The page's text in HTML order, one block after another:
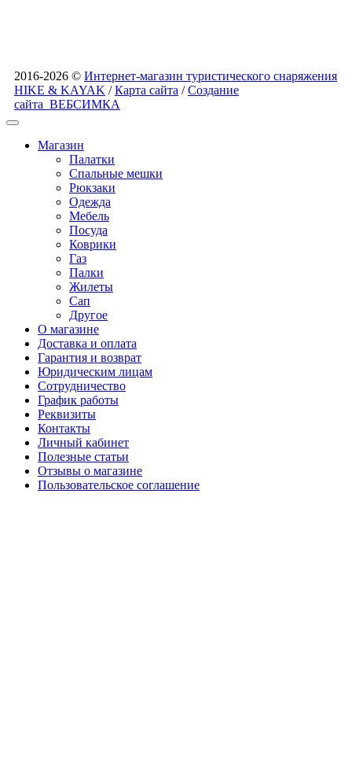
2016-2026 © Интернет-магазин туристического снаряжения
HIKE & KAYAK /Карта сайта /Создание
сайта ВЕБСИМКА
Магазин
Палатки
Спальные мешки
Рюкзаки
Одежда
Мебель
Посуда
Коврики
Газ
Палки
Жилеты
Сап
Другое
О магазине
Доставка и оплата
Гарантия и возврат
Юридическим лицам
Сотрудничество
График работы
Реквизиты
Контакты
Личный кабинет
Полезные статьи
Отзывы о магазине
Пользовательское соглашение